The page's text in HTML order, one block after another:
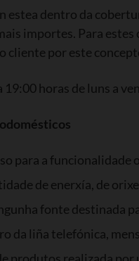
estea dentro da
importes. Para
cliente por este
horas de luns a
para a funcionalidade
de enerxía, de
fonte destinada
da liña telefónica,